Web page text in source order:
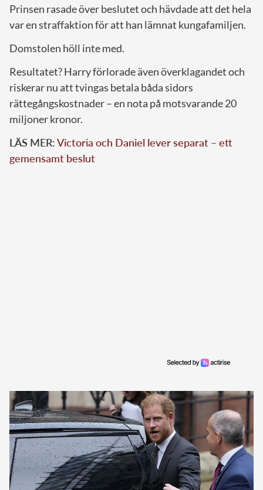
Prinsen rasade över beslutet och hävdade att det hela
var en straffaktion för att han lämnat kungafamiljen.
Domstolen höll inte med.
Resultatet? Harry förlorade även överklagandet och
riskerar nu att tvingas betala båda sidors
rättegångskostnader – en nota på motsvarande 20
miljoner kronor.
LÄS MER:Victoria och Daniel lever separat – ett
gemensamt beslut